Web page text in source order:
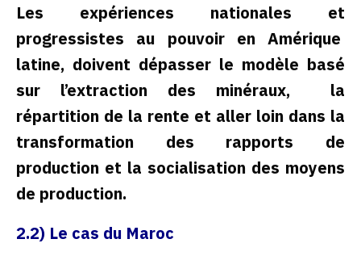
Les expériences nationales et
progressistes au pouvoir en Amérique
latine, doivent dépasser le modèle basé
sur l’extraction des minéraux, la
répartition de la rente et aller loin dans la
transformation des rapports de
production et la socialisation des moyens
de production.
2.2) Le cas du Maroc